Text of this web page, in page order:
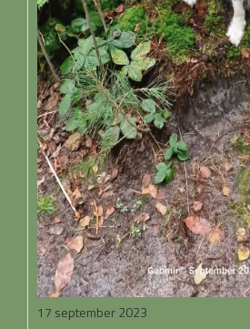
17 september 2023